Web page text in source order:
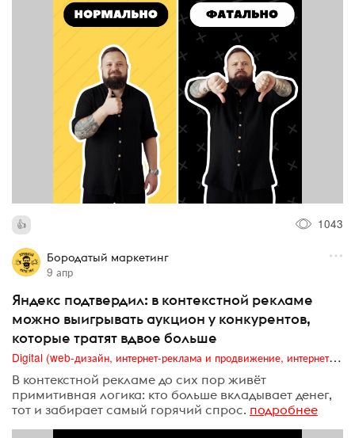
1043
Бородатый маркетинг
9 апр
Яндекс подтвердил: в контекстной рекламе
можно выигрывать аукцион у конкурентов,
которые тратят вдвое больше
Digital (web-дизайн, интернет-реклама и продвижение, интернет-сообщества и блоги, интернет-коммуникации, мобильный маркетинг, реклама на цифровых экранах)
В контекстной рекламе до сих пор живёт
примитивная логика: кто больше вкладывает денег,
тот и забирает самый горячий спрос. подробнее